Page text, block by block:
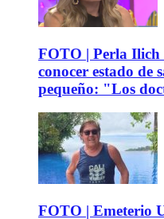
FOTO | Perla Ilich
conocer estado de
pequeño: "Los
FOTO | Emeterio